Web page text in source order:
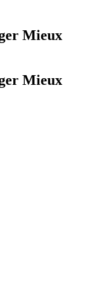
Mieux
Mieux